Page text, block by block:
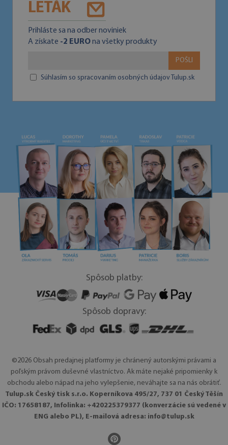
LETÁK
Prihláste sa na odber noviniek
A získate -2 EUROna všetky produkty
POŠLI
Súhlasím so spracovaním osobných údajov Tulup.sk
Spôsob platby:
Spôsob dopravy:
©2026 Obsah predajnej platformy je chránený autorskými právami a
poľským právom duševné vlastníctvo. Ak máte nejaké pripomienky k
obchodu alebo nápad na jeho vylepšenie, neváhajte sa na nás obrátiť.
Tulup.sk Český tisk s.r.o. Koperníkova 495/27, 737 01 Český Těšín
IČO: 17658187, Infolinka: +420225379377 (konverzácie sú vedené v
ENG alebo PL), E-mailová adresa: info@tulup.sk